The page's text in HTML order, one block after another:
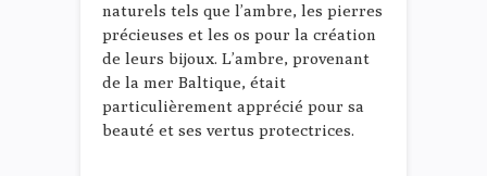
naturels tels que l’ambre, les pierres
précieuses et les os pour la création
de leurs bijoux. L’ambre, provenant
de la mer Baltique, était
particulièrement apprécié pour sa
beauté et ses vertus protectrices.